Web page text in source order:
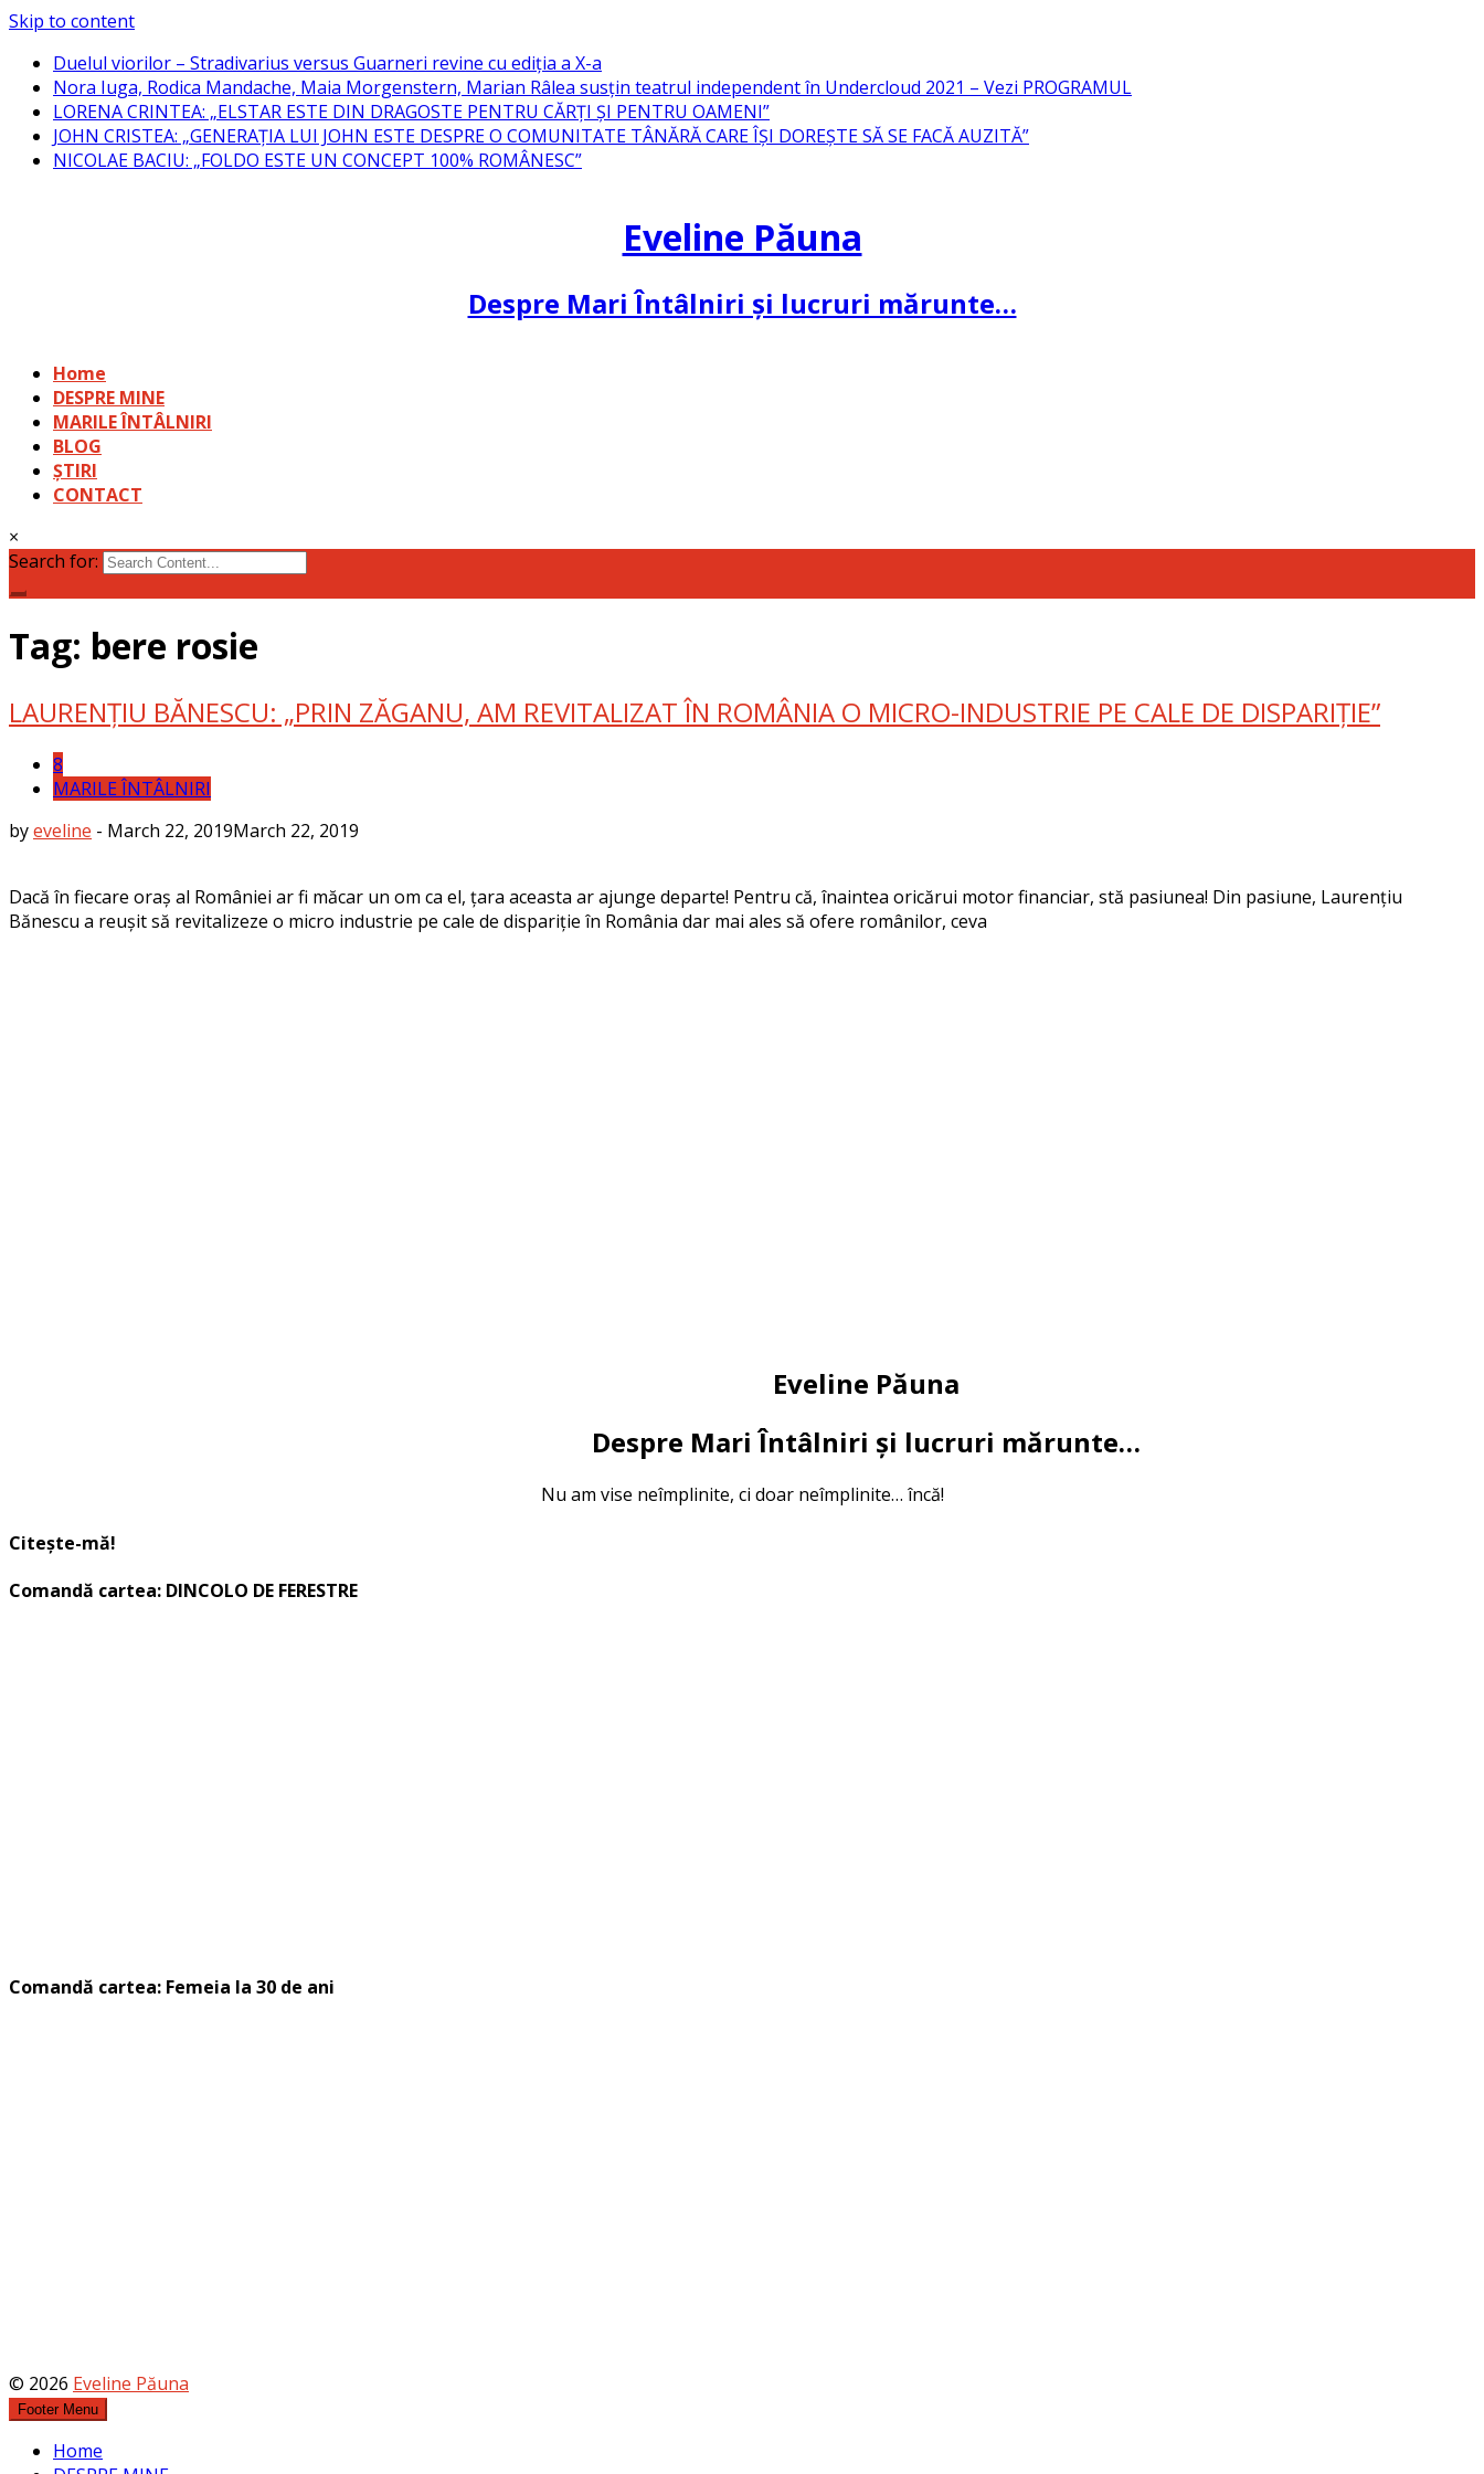
Skip to content
Duelul viorilor – Stradivarius versus Guarneri revine cu ediția a X-a
Nora Iuga, Rodica Mandache, Maia Morgenstern, Marian Râlea susțin teatrul independent în Undercloud 2021 – Vezi PROGRAMUL
LORENA CRINTEA: „ELSTAR ESTE DIN DRAGOSTE PENTRU CĂRȚI ȘI PENTRU OAMENI”
JOHN CRISTEA: „GENERAȚIA LUI JOHN ESTE DESPRE O COMUNITATE TÂNĂRĂ CARE ÎȘI DOREȘTE SĂ SE FACĂ AUZITĂ”
NICOLAE BACIU: „FOLDO ESTE UN CONCEPT 100% ROMÂNESC”
Eveline Păuna
Despre Mari Întâlniri și lucruri mărunte…
Home
DESPRE MINE
MARILE ÎNTÂLNIRI
BLOG
ȘTIRI
CONTACT
×
Search for:
Tag: bere rosie
LAURENȚIU BĂNESCU: „PRIN ZĂGANU, AM REVITALIZAT ÎN ROMÂNIA O MICRO-INDUSTRIE PE CALE DE DISPARIȚIE”
8
MARILE ÎNTÂLNIRI
byeveline - March 22, 2019March 22, 2019
Dacă în fiecare oraș al României ar fi măcar un om ca el, țara aceasta ar ajunge departe! Pentru că, înaintea oricărui motor financiar, stă pasiunea! Din pasiune, Laurențiu
Bănescu a reușit să revitalizeze o micro industrie pe cale de dispariție în România dar mai ales să ofere românilor, ceva
Eveline Păuna
Despre Mari Întâlniri și lucruri mărunte…
Nu am vise neîmplinite, ci doar neîmplinite… încă!
Citește-mă!
Comandă cartea: DINCOLO DE FERESTRE
Comandă cartea: Femeia la 30 de ani
© 2026 Eveline Păuna
Footer Menu
Home